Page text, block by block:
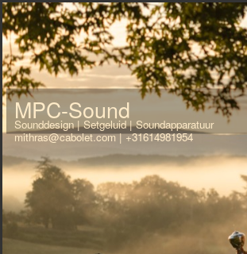
MPC-Sound
Sounddesign | Setgeluid | Soundapparatuur
mithras@cabolet.com | +31614981954